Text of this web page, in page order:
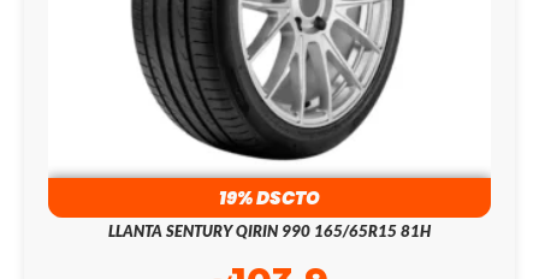
19% DSCTO
LLANTA SENTURY QIRIN 990 165/65R15 81H